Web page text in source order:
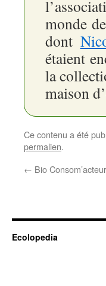
monde
dont
étaient
la
maison
Ce contenu a été
permalien.
← Bio
Ecolopedia